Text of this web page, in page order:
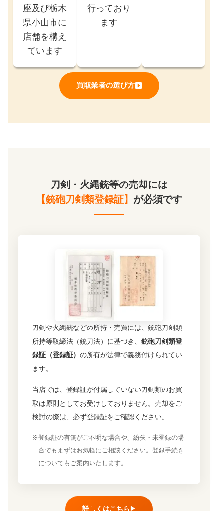
座及び栃木
県小山市に
店舗を構え
ています
行っており
ます
買取業者の選び方
刀剣・火縄銃等の売却には
【銃砲刀剣類登録証】 が必須です
刀剣や火縄銃などの所持・売買には、銃砲刀剣類
所持等取締法（銃刀法）に基づき、 銃砲刀剣類登
録証（登録証） の所有が法律で義務付けられてい
ます。
当店では、登録証が付属していない刀剣類のお買
取は原則としてお受けしておりません。売却をご
検討の際は、必ず登録証をご確認ください。
※登録証の有無がご不明な場合や、紛失・未登録の場
合でもまずはお気軽にご相談ください。登録手続き
についてもご案内いたします。
詳しくはこちら ▶